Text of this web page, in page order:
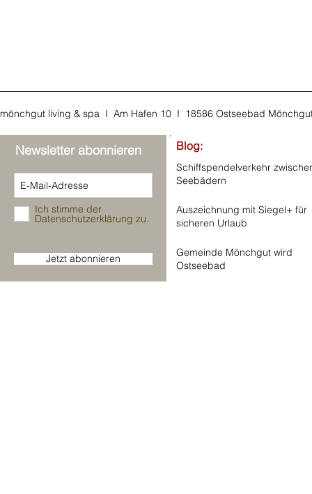
mönchgut living & spa I Am Hafen 10 I 18586 Ostseebad
Newsletter abonnieren
Ich stimme der
Datenschutzerklärung zu.
Jetzt abonnieren
Blog:
Schiffspendelverkehr
Seebädern
Auszeichnung mit Siegel+ für
sicheren Urlaub
Gemeinde Mönchgut wird
Ostseebad